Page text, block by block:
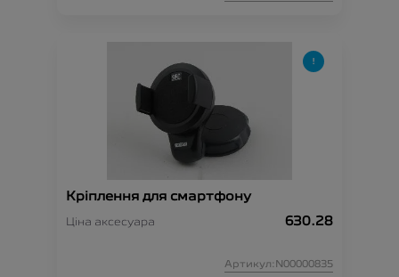
Кріплення для смартфону
Ціна аксесуара 630.28
Артикул:N00000835